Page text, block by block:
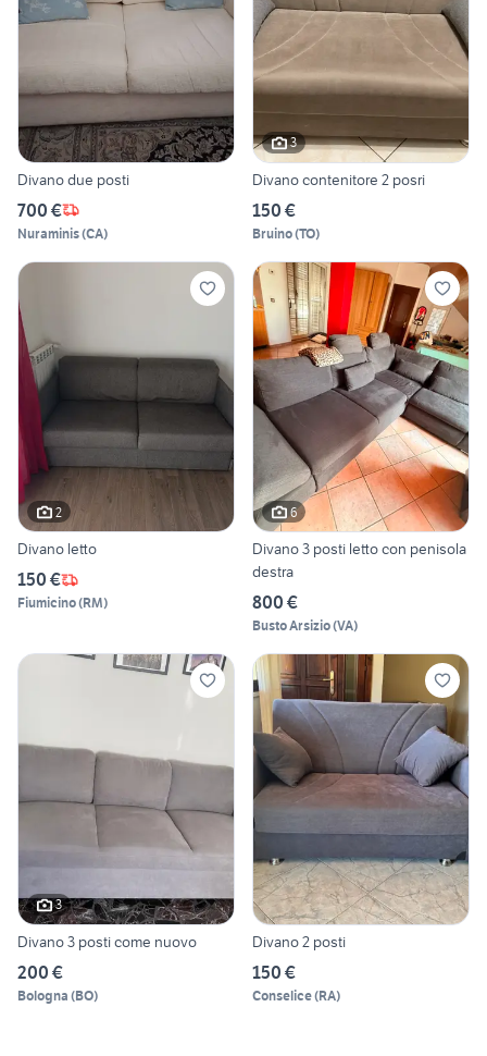
Divano due posti
700 €
Nuraminis(CA)
3
Divano contenitore 2 posri
150 €
Bruino(TO)
2
Divano letto
150 €
Fiumicino(RM)
6
Divano 3 posti letto con penisola
destra
800 €
Busto Arsizio(VA)
3
Divano 3 posti come nuovo
200 €
Bologna (BO)
Divano 2 posti
150 €
Conselice(RA)